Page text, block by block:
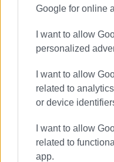
Google for online
I want to allow
personalized
I want to allow
related to
or device
I want to allow
related to
app.